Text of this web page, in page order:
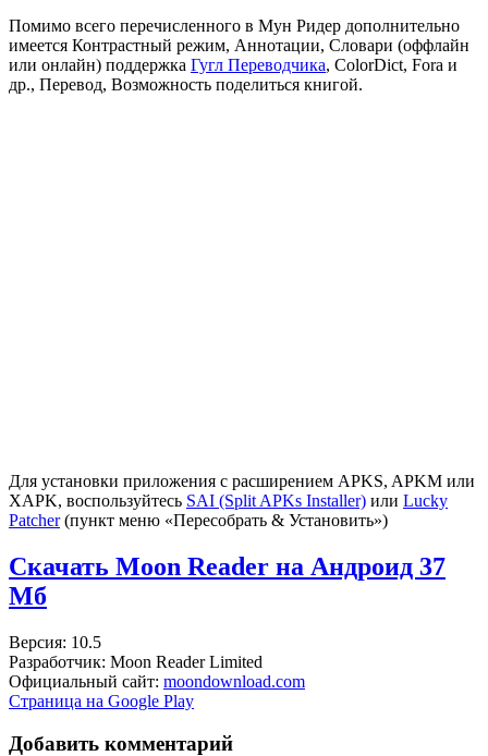
Помимо всего перечисленного в Мун Ридер дополнительно
имеется Контрастный режим, Аннотации, Словари (оффлайн
или онлайн) поддержка Гугл Переводчика, ColorDict, Fora и
др., Перевод, Возможность поделиться книгой.
Для установки приложения с расширением APKS, APKM или
XAPK, воспользуйтесь SAI (Split APKs Installer) или Lucky
Patcher(пункт меню «Пересобрать & Установить»)
Скачать Moon Reader на Андроид 37
Мб
Версия: 10.5
Разработчик: Moon Reader Limited
Официальный сайт: moondownload.com
Страница на Google Play
Добавить комментарий